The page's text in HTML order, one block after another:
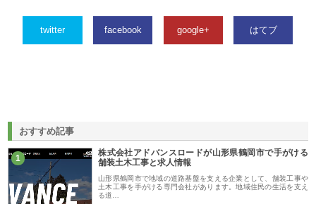
twitter facebook google+ はてブ
おすすめ記事
1
株式会社アドバンスロードが山形県鶴岡市で手がける
舗装土木工事と求人情報
山形県鶴岡市で地域の道路基盤を支える企業として、舗装工事や
土木工事を手がける専門会社があります。地域住民の生活を支え
る道…